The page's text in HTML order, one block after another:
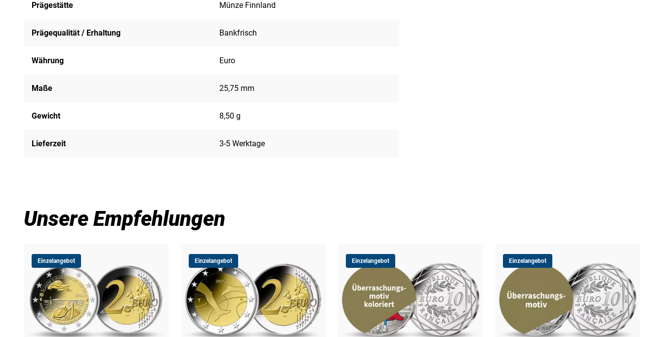
Prägestätte Münze Finnland
Prägequalität / Erhaltung Bankfrisch
Währung Euro
Maße 25,75 mm
Gewicht 8,50 g
Lieferzeit 3-5 Werktage
Unsere Empfehlungen
Einzelangebot Einzelangebot Einzelangebot Einzelangebot